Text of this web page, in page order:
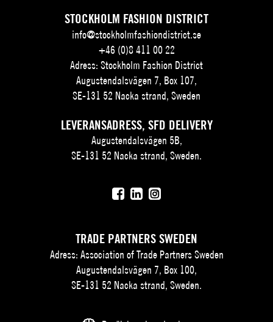
STOCKHOLM FASHION DISTRICT
info@stockholmfashiondistrict.se
+46 (0)8 411 00 22
Adress: Stockholm Fashion District
Augustendalsvägen 7, Box 107,
SE-131 52 Nacka strand, Sweden
LEVERANSADRESS, SFD DELIVERY
Augustendalsvägen 5B,
SE-131 52 Nacka strand, Sweden.
TRADE PARTNERS SWEDEN
Adress: Association of Trade Partners Sweden
Augustendalsvägen 7, Box 100,
SE-131 52 Nacka strand, Sweden.